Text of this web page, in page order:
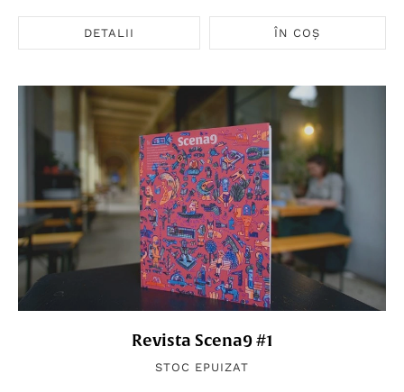
DETALII ÎN COȘ
Revista Scena9 #1
STOC EPUIZAT